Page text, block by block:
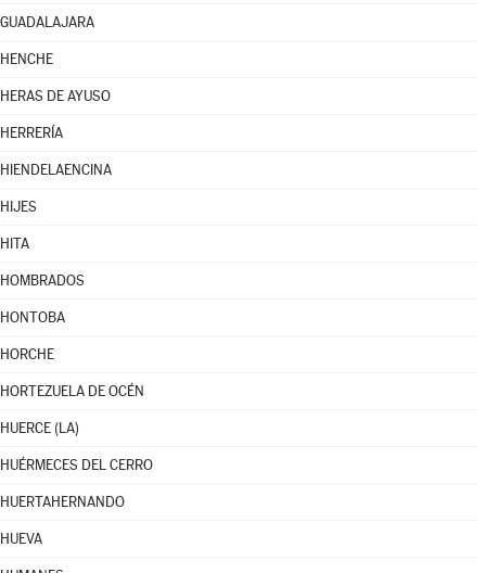
GUADALAJARA
HENCHE
HERAS DE AYUSO
HERRERÍA
HIENDELAENCINA
HIJES
HITA
HOMBRADOS
HONTOBA
HORCHE
HORTEZUELA DE OCÉN
HUERCE (LA)
HUÉRMECES DEL CERRO
HUERTAHERNANDO
HUEVA